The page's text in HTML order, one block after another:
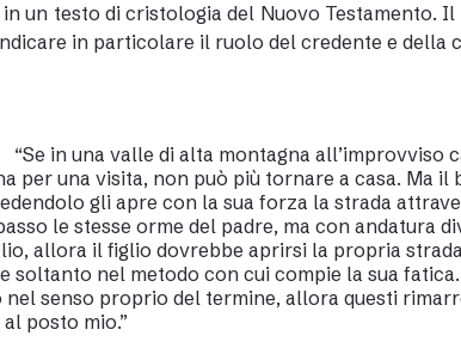
in un testo di cristologia del Nuovo Testamento.
in particolare il ruolo del credente e della
“Se in una valle di alta montagna
per una visita, non può più tornare a casa. Ma
gli apre con la sua forza la strada
le stesse orme del padre, ma con andatura
allora il figlio dovrebbe aprirsi la propria
soltanto nel metodo con cui compie la sua
nel senso proprio del termine, allora questi
al posto mio.”